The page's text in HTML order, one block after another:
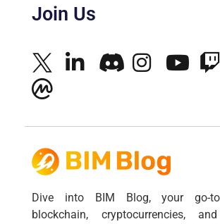
Join Us
Dive into BIM Blog, your go-
blockchain, cryptocurrencies,